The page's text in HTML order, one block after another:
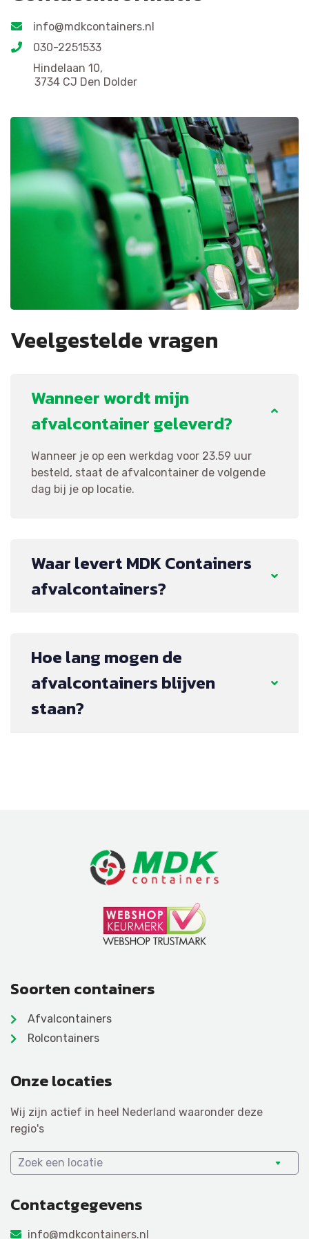
info@mdkcontainers.nl
030-2251533
Hindelaan 10,
3734 CJ Den Dolder
Veelgestelde vragen
Wanneer wordt mijn
afvalcontainer geleverd?
Wanneer je op een werkdag voor 23.59 uur
besteld, staat de afvalcontainer de volgende
dag bij je op locatie.
Waar levert MDK Containers
afvalcontainers?
Hoe lang mogen de
afvalcontainers blijven
staan?
Soorten containers
Afvalcontainers
Rolcontainers
Onze locaties
Wij zijn actief in heel Nederland waaronder deze
regio's
Zoek een locatie
Contactgegevens
info@mdkcontainers.nl